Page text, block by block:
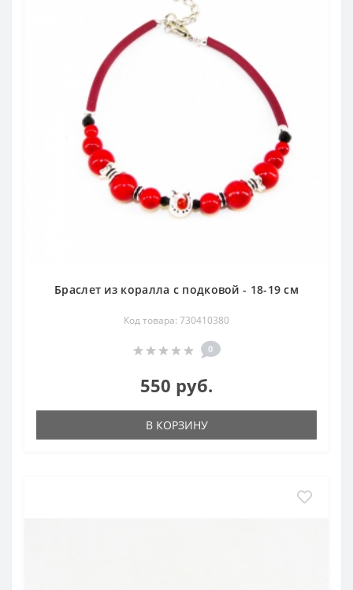
Браслет из коралла с подковой - 18-19 см
Код товара: 730410380
0
550 руб.
В КОРЗИНУ